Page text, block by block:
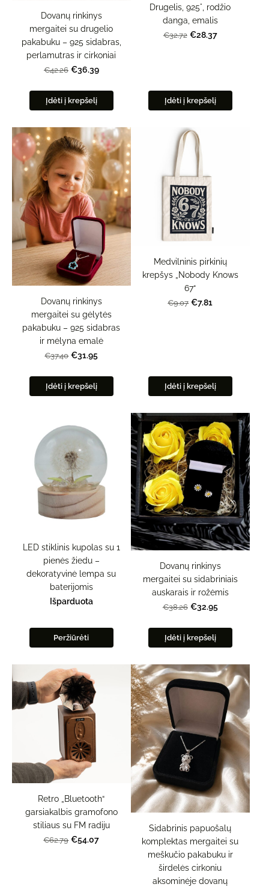
Dovanų rinkinys
mergaitei su drugelio
pakabuku – 925 sidabras,
perlamutras ir cirkoniai
€42.26 €36.39
Įdėti į krepšelį
Drugelis, 925°, rodžio
danga, emalis
€32.72 €28.37
Įdėti į krepšelį
Dovanų rinkinys
mergaitei su gėlytės
pakabuku – 925 sidabras
ir mėlyna emalė
€37.40 €31.95
Įdėti į krepšelį
Medvilninis pirkinių
krepšys „Nobody Knows
67“
€9.07 €7.81
Įdėti į krepšelį
LED stiklinis kupolas su 1
pienės žiedu –
dekoratyvinė lempa su
baterijomis
Išparduota
Peržiūrėti
Dovanų rinkinys
mergaitei su sidabriniais
auskarais ir rožėmis
€38.26 €32.95
Įdėti į krepšelį
Retro „Bluetooth“
garsiakalbis gramofono
stiliaus su FM radiju
€62.79 €54.07
Sidabrinis papuošalų
komplektas mergaitei su
meškučio pakabuku ir
širdelės cirkoniu
aksominėje dovanų